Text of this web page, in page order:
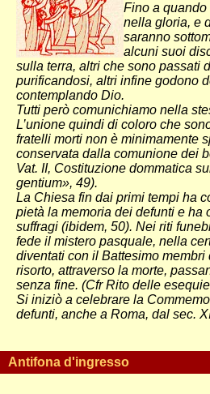
Fino a quando
nella gloria, e
saranno
alcuni suoi
sulla terra, altri che sono passati
purificandosi, altri infine godono
contemplando Dio.
Tutti però comunichiamo nella
L’unione quindi di coloro che
fratelli morti non è minimamente
conservata dalla comunione dei
Vat. II, Costituzione dommatica
gentium», 49).
La Chiesa fin dai primi tempi ha
pietà la memoria dei defunti e ha
suffragi (ibidem, 50). Nei riti
fede il mistero pasquale, nella
diventati con il Battesimo
risorto, attraverso la morte,
senza fine. (Cfr Rito delle
Si iniziò a celebrare la
defunti, anche a Roma, dal sec.
Antifona d'ingresso